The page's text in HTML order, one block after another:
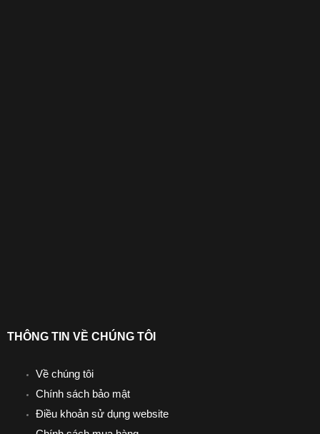
THÔNG TIN VỀ CHÚNG TÔI
Về chúng tôi
Chính sách bảo mật
Điều khoản sử dụng website